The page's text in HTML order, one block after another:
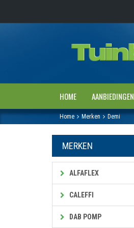
HOME AANBIEDINGEN
Home Merken Demi
MERKEN
ALFAFLEX
CALEFFI
DAB POMP